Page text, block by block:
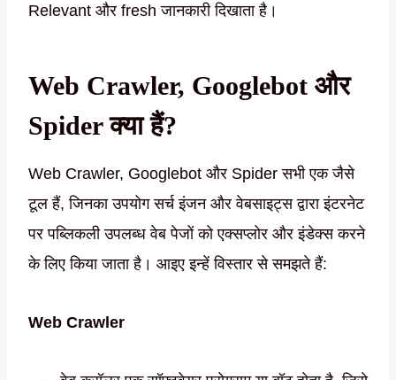
Relevant और fresh जानकारी दिखाता है।
Web Crawler, Googlebot और
Spider क्या हैं?
Web Crawler, Googlebot और Spider सभी एक जैसे
टूल हैं, जिनका उपयोग सर्च इंजन और वेबसाइट्स द्वारा इंटरनेट
पर पब्लिकली उपलब्ध वेब पेजों को एक्सप्लोर और इंडेक्स करने
के लिए किया जाता है। आइए इन्हें विस्तार से समझते हैं:
Web Crawler